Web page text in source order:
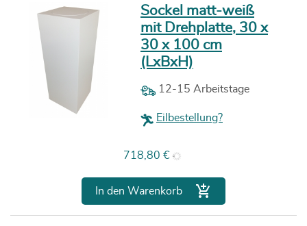
Sockel matt-weiß
mit Drehplatte, 30 x
30 x 100 cm
(LxBxH)
12-15 Arbeitstage
Eilbestellung?
Preis
718,80 €
In den Warenkorb 